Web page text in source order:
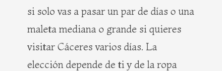
si solo vas a pasar un par de días o una
maleta mediana o grande si quieres
visitar Cáceres varios días. La
elección depende de ti y de la ropa